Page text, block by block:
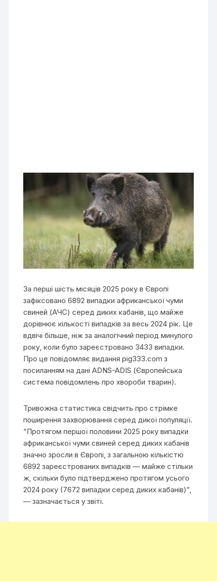
За перші шість місяців 2025 року в Європі
зафіксовано 6892 випадки африканської чуми
свиней (АЧС) серед диких кабанів, що майже
дорівнює кількості випадків за весь 2024 рік. Це
вдвічі більше, ніж за аналогічний період минулого
року, коли було зареєстровано 3433 випадки.
Про це повідомляє видання pig333.com з
посиланням на дані ADNS-ADIS (Європейська
система повідомлень про хвороби тварин).
Тривожна статистика свідчить про стрімке
поширення захворювання серед дикої популяції.
“Протягом першої половини 2025 року випадки
африканської чуми свиней серед диких кабанів
значно зросли в Європі, з загальною кількістю
6892 зареєстрованих випадків — майже стільки
ж, скільки було підтверджено протягом усього
2024 року (7672 випадки серед диких кабанів)”,
— зазначається у звіті.